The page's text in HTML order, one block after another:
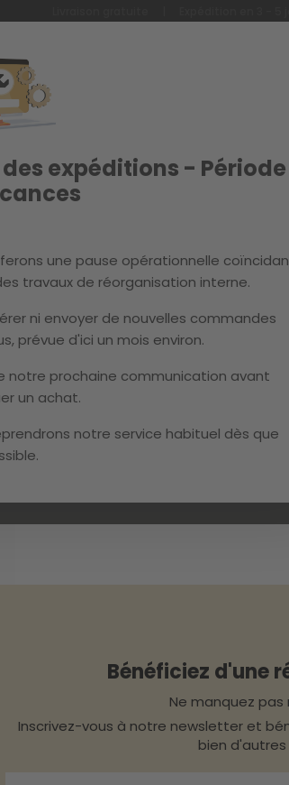
expéditions - Période
une pause opérationnelle
travaux de réorganisation interne.
ni envoyer de nouvelles commandes
prévue d'ici un mois environ.
notre prochaine communication avant
un achat.
notre service habituel dès que
Expédition en 3 -
AUTOUR DE LA TABLE À MANGER?
COMBIEN
Il est recommandé de laisser au
les gens se sentent et se
Bénéficiez d'une
Ne manquez pas
Inscrivez-vous à notre newsletter et
bien d'autres